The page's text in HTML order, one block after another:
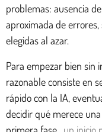
problemas: ausencia
aproximada de
elegidas al azar.
Para empezar bien sin
razonable consiste en
rápido con la IA,
decidir qué merece